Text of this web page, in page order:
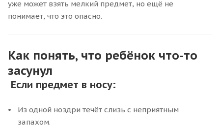
уже может взять мелкий предмет, но ещё не
понимает, что это опасно.
Как понять, что ребёнок что-то
засунул
Если предмет в носу:
Из одной ноздри течёт слизь с неприятным
запахом.